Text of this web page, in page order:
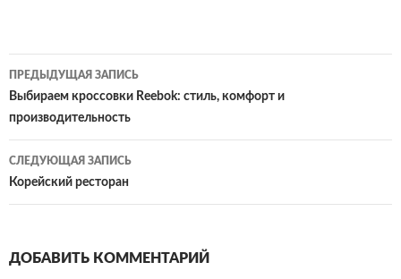
Навигация
по
записям
ПРЕДЫДУЩАЯ ЗАПИСЬ
Выбираем кроссовки Reebok: стиль, комфорт и
производительность
СЛЕДУЮЩАЯ ЗАПИСЬ
Корейский ресторан
ДОБАВИТЬ КОММЕНТАРИЙ